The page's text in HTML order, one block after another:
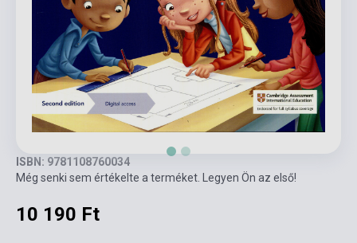
ISBN: 9781108760034
Még senki sem értékelte a terméket. Legyen Ön az első!
10 190 Ft